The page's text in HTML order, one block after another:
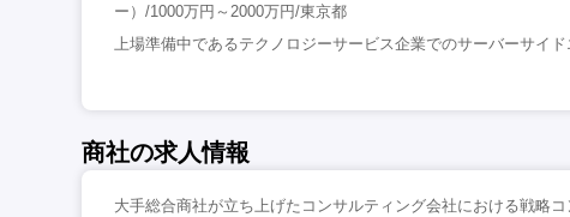
ー）/1000万円～2000万円/東京都
上場準備中であるテクノロジーサービス企業でのサーバーサイ
商社の求人情報
大手総合商社が立ち上げたコンサルティング会社における戦略